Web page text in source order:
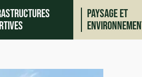
Paysage et